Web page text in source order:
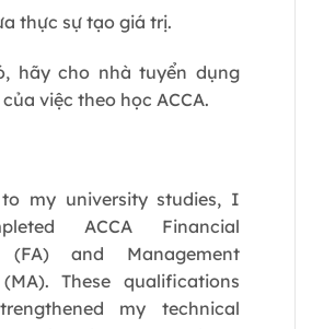
thực sự tạo giá trị.
hãy cho nhà tuyển dụng
việc theo học ACCA.
my university studies, I
ACCA Financial
(FA) and Management
These qualifications
my technical